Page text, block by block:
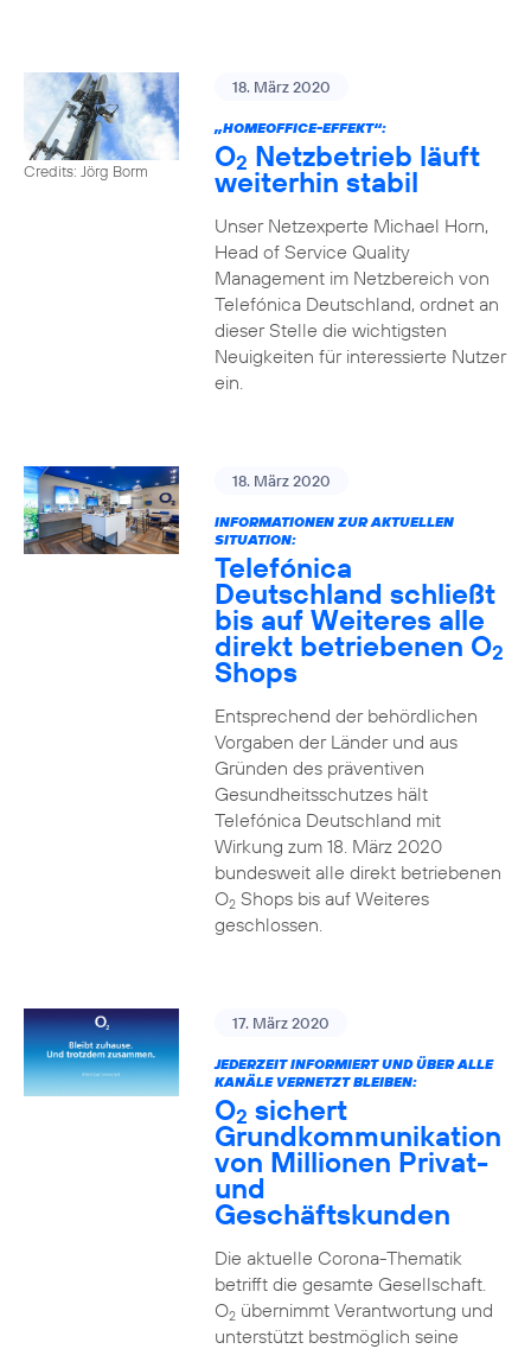
Credits: Jörg Borm
18. März 2020
„HOMEOFFICE-EFFEKT“:
O2 Netzbetrieb läuft
weiterhin stabil
Unser Netzexperte Michael Horn,
Head of Service Quality
Management im Netzbereich von
Telefónica Deutschland, ordnet an
dieser Stelle die wichtigsten
Neuigkeiten für interessierte Nutzer
ein.
18. März 2020
INFORMATIONEN ZUR AKTUELLEN
SITUATION:
Telefónica
Deutschland schließt
bis auf Weiteres alle
direkt betriebenen O2
Shops
Entsprechend der behördlichen
Vorgaben der Länder und aus
Gründen des präventiven
Gesundheitsschutzes hält
Telefónica Deutschland mit
Wirkung zum 18. März 2020
bundesweit alle direkt betriebenen
O2Shops bis auf Weiteres
geschlossen.
17. März 2020
JEDERZEIT INFORMIERT UND ÜBER ALLE
KANÄLE VERNETZT BLEIBEN:
O2 sichert
Grundkommunikation
von Millionen Privat-
und
Geschäftskunden
Die aktuelle Corona-Thematik
betrifft die gesamte Gesellschaft.
O2übernimmt Verantwortung und
unterstützt bestmöglich seine